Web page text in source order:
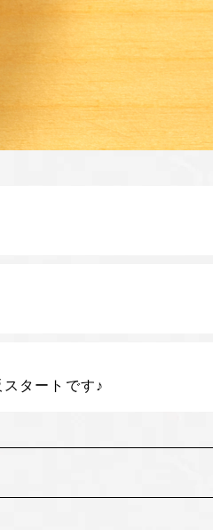
タートです♪